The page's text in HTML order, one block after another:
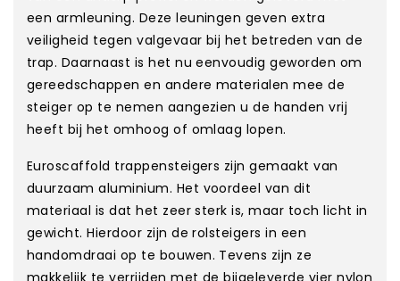
een armleuning. Deze leuningen geven extra
veiligheid tegen valgevaar bij het betreden van de
trap. Daarnaast is het nu eenvoudig geworden om
gereedschappen en andere materialen mee de
steiger op te nemen aangezien u de handen vrij
heeft bij het omhoog of omlaag lopen.
Euroscaffold trappensteigers zijn gemaakt van
duurzaam aluminium. Het voordeel van dit
materiaal is dat het zeer sterk is, maar toch licht in
gewicht. Hierdoor zijn de rolsteigers in een
handomdraai op te bouwen. Tevens zijn ze